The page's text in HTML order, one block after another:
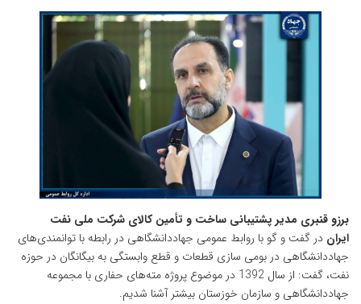
برزو قنبری مدیر پشتیبانی ساخت و تأمین کالای شرکت ملی نفت
ایران در گفت و گو با روابط عمومی جهاددانشگاهی در رابطه با توانمندی‌های
جهاددانشگاهی در بومی سازی قطعات و قطع وابستگی به بیگانگان در حوزه
نفت، گفت: از سال 1392 در موضوع پروژه مته‌های حفاری با مجموعه
جهاددانشگاهی و سازمان خوزستان بیشتر آشنا شدیم.